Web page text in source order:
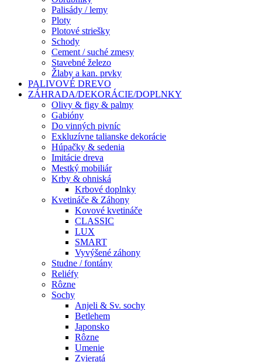
Palisády / lemy
Ploty
Plotové striešky
Schody
Cement / suché zmesy
Stavebné železo
Žlaby a kan. prvky
PALIVOVÉ DREVO
ZÁHRADA/DEKORÁCIE/DOPLNKY
Olivy & figy & palmy
Gabióny
Do vinných pivníc
Exkluzívne talianske dekorácie
Húpačky & sedenia
Imitácie dreva
Mestký mobiliár
Krby & ohniská
Krbové doplnky
Kvetináče & Záhony
Kovové kvetináče
CLASSIC
LUX
SMART
Vyvýšené záhony
Studne / fontány
Reliéfy
Rôzne
Sochy
Anjeli & Sv. sochy
Betlehem
Japonsko
Rôzne
Umenie
Zvieratá